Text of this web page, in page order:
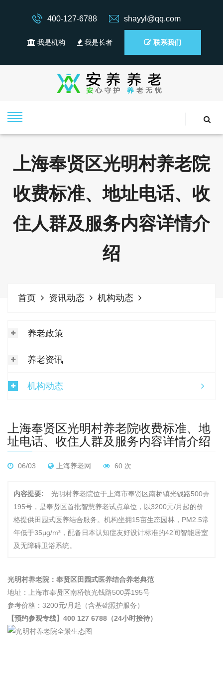
400-127-6788 shayyl@qq.com
我是机构 我是长者 联系我们
上海奉贤区光明村养老院
收费标准、地址电话、收
住人群及服务内容详情介
绍
首页 资讯动态 机构动态
养老政策
养老资讯
机构动态
上海奉贤区光明村养老院收费标准、地
址电话、收住人群及服务内容详情介绍
06/03 上海养老网 60 次
内容提要:
光明村养老院位于上海市奉贤区南桥镇光钱路500弄
195号，是奉贤区首批智慧养老试点单位，以3200元/月起的价
格提供田园式医养结合服务。机构坐拥15亩生态园林，PM2.5常
年低于35μg/m³，配备日本认知症友好设计标准的42间智能居室
及无障碍卫浴系统。
光明村养老院：奉贤区田园式医养结合养老典范
地址：上海市奉贤区南桥镇光钱路500弄195号
参考价格：3200元/月起（含基础照护服务）
【预约参观专线】400 127 6788（24小时接待）